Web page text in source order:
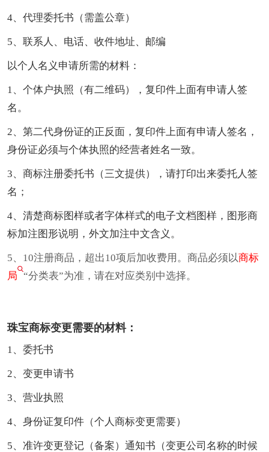
4、代理委托书（需盖公章）
5、联系人、电话、收件地址、邮编
以个人名义申请所需的材料：
1、个体户执照（有二维码），复印件上面有申请人签
名。
2、第二代身份证的正反面，复印件上面有申请人签名，
身份证必须与个体执照的经营者姓名一致。
3、商标注册委托书（三文提供），请打印出来委托人签
名；
4、清楚商标图样或者字体样式的电子文档图样，图形商
标加注图形说明，外文加注中文含义。
5、10注册商品，超出10项后加收费用。商品必须以商标
局
“分类表”为准，请在对应类别中选择。
珠宝商标变更需要的材料：
1、委托书
2、变更申请书
3、营业执照
4、身份证复印件（个人商标变更需要）
5、准许变更登记（备案）通知书（变更公司名称的时候